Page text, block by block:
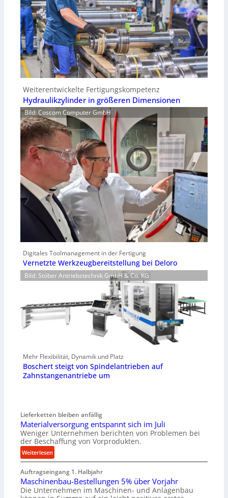
Weiterentwickelte Fertigungskompetenz
Hydraulikzylinder in größeren Dimensionen
Bild: Coscom Computer GmbH
Digitales Toolmanagement in der Fertigung
Vernetzte Werkzeugbereitstellung bei Deloro
Bild: Stöber Antriebstechnik GmbH & Co. KG
Mehr Flexibilität, Dynamik und Platz
Boschert steigt von Spindelantrieben auf
Zahnstangenantriebe um
Lieferketten bleiben anfällig
Materialversorgung entspannt sich im Juli
Weniger Unternehmen berichten von Problemen bei
der Beschaffung von Vorprodukten.
Weiterlesen:
M
a
t
e
Auftragseingang 1. Halbjahr
Maschinenbau-Bestellungen 5% über Vorjahr
Die Unternehmen im Maschinen- und Anlagenbau